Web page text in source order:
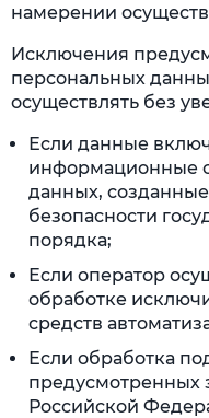
намерении
Исключения
персональных
осуществлять без
Если данные
информационные
данных,
безопасности
порядка;
Если оператор
обработке
средств
Если обработка
предусмотренных
Российской